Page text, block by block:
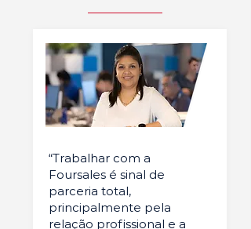
“Trabalhar com a
Foursales é sinal de
parceria total,
principalmente pela
relação profissional e a